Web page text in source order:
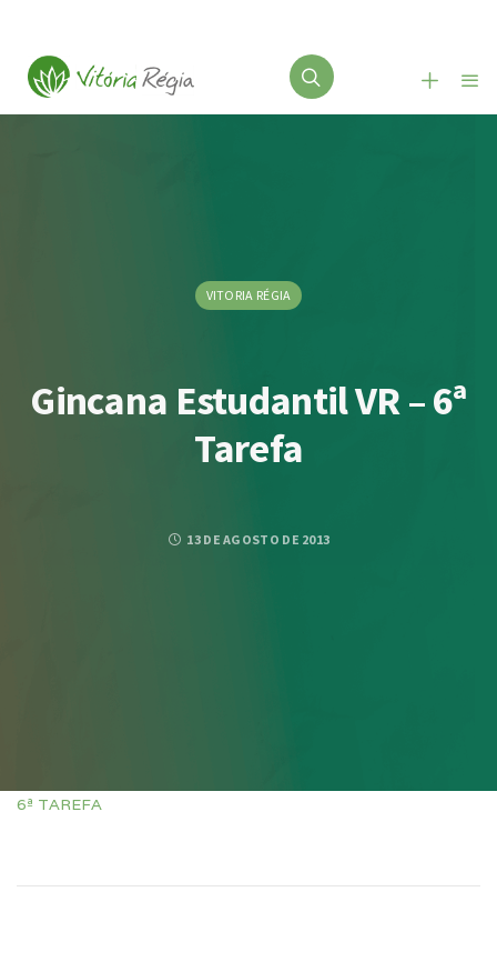
VITORIA RÉGIA
Gincana Estudantil VR – 6ª
Tarefa
13 DE AGOSTO DE 2013
6ª TAREFA